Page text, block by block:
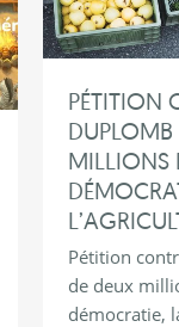
PÉTITION
DUPLOMB
MILLIONS
Pétition
de deux
démocratie,